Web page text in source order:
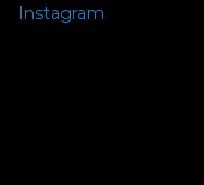
Instagram